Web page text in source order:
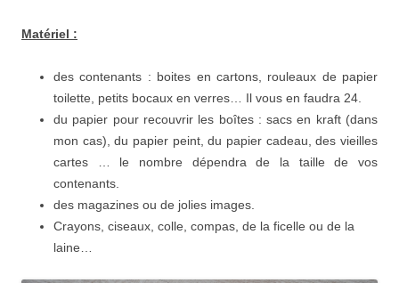
Matériel :
des contenants : boites en cartons, rouleaux de papier
toilette, petits bocaux en verres… Il vous en faudra 24.
du papier pour recouvrir les boîtes : sacs en kraft (dans
mon cas), du papier peint, du papier cadeau, des vieilles
cartes … le nombre dépendra de la taille de vos
contenants.
des magazines ou de jolies images.
Crayons, ciseaux, colle, compas, de la ficelle ou de la
laine…